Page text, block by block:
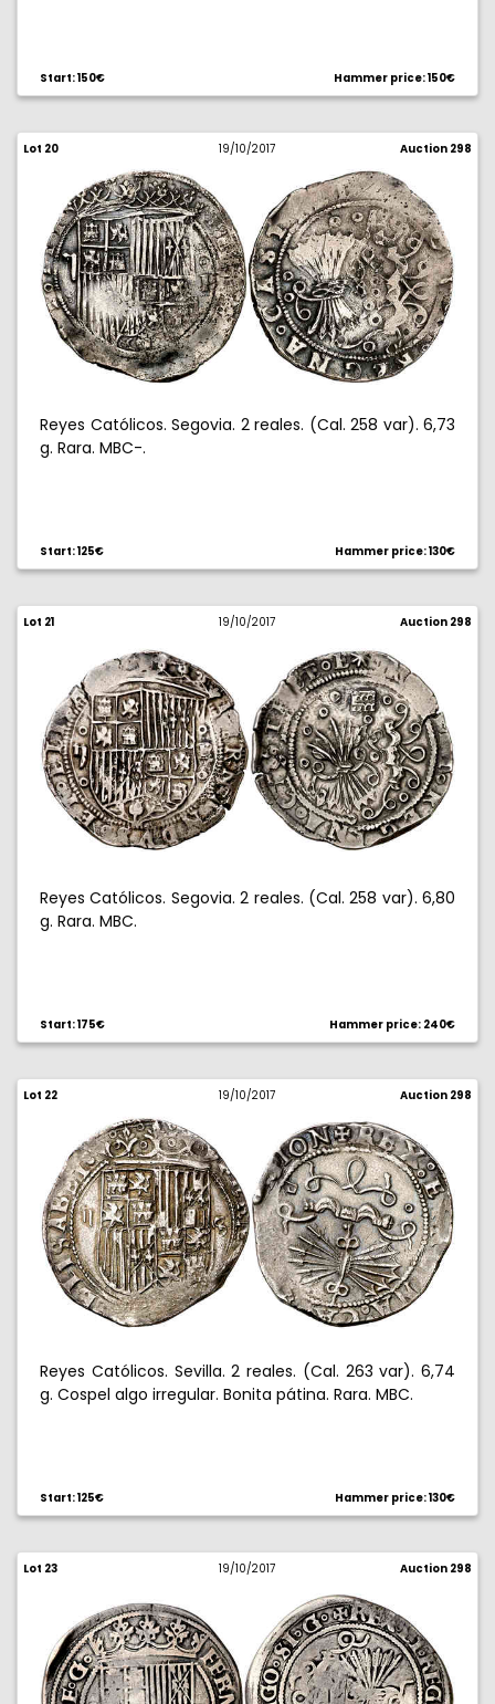
Start: 150€ Hammer price: 150€
Lot 20 19/10/2017 Auction 298
Reyes Católicos. Segovia. 2 reales. (Cal. 258 var). 6,73
g. Rara. MBC-.
Start: 125€ Hammer price: 130€
Lot 21 19/10/2017 Auction 298
Reyes Católicos. Segovia. 2 reales. (Cal. 258 var). 6,80
g. Rara. MBC.
Start: 175€ Hammer price: 240€
Lot 22 19/10/2017 Auction 298
Reyes Católicos. Sevilla. 2 reales. (Cal. 263 var). 6,74
g. Cospel algo irregular. Bonita pátina. Rara. MBC.
Start: 125€ Hammer price: 130€
Lot 23 19/10/2017 Auction 298